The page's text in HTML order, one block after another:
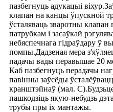
пазбегнуць адукацыі
клапан на канцы ўпускной
ўсталяваць зваротны клапан
патрубкам і засаўкай
небяспечнага гідраўдару ў
помпы.Дадзеная мера
падачы вады перавышае 20
Каб пазбегнуць перадачы
павінны заўсёды
кранштэйнаў (мал.
пашкодзіць якую-небудзь
трубы пры іх мантажы.